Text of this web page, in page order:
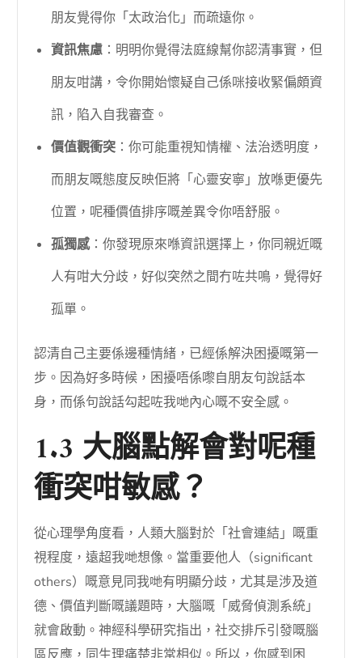
朋友覺得你「太政治化」而疏遠你。
資訊焦慮 ：明明你覺得法庭線幫你認清事實，但
朋友咁講，令你開始懷疑自己係咪接收緊偏頗資
訊，陷入自我審查。
價值觀衝突 ：你可能重視知情權、法治透明度，
而朋友嘅態度反映佢將「心靈安寧」放喺更優先
位置，呢種價值排序嘅差異令你唔舒服。
孤獨感：你發現原來喺資訊選擇上，你同親近嘅
人有咁大分歧，好似突然之間冇咗共鳴，覺得好
孤單。
認清自己主要係邊種情緒，已經係解決困擾嘅第一
步。因為好多時候，困擾唔係嚟自朋友句說話本
身，而係句說話勾起咗我哋內心嘅不安全感。
1.3 大腦點解會對呢種
衝突咁敏感？
從心理學角度看，人類大腦對於「社會連結」嘅重
視程度，遠超我哋想像。當重要他人（significant
others）嘅意見同我哋有明顯分歧，尤其是涉及道
德、價值判斷嘅議題時，大腦嘅「威脅偵測系統」
就會啟動。神經科學研究指出，社交排斥引發嘅腦
區反應，同生理痛楚非常相似。所以，你感到困